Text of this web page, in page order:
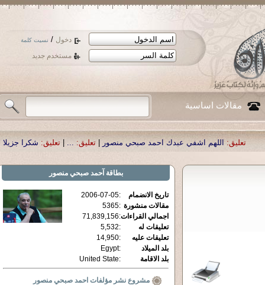
دخول / نسيت كلمة
مستخدم جديد
مقالات اساسية
عبدك احمد صبحي منصور تعليق: ...
|تعليق: شكرا جزيلا أستاذ حمد الحمد
بطاقة آحمد صبحي منصور
تاريخ الانضمام :
2006-07-05
مقالات منشورة :
5365
اجمالي القراءات:
71,839,156
تعليقات له
:
5,532
تعليقات عليه
:
14,950
بلد الميلاد
:
Egypt
بلد الاقامة
:
United State
مشروع نشر مؤلفات احمد صبحي منصور